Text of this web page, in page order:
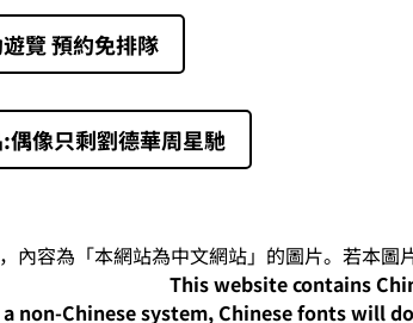
覽 預約免排隊
像只剩劉德華周星馳
This website contains
a non-Chinese system, Chinese fonts will